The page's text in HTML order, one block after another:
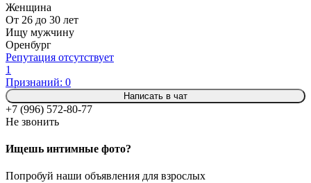
Женщина
От 26 до 30 лет
Ищу мужчину
Оренбург
Репутация отсутствует
1
Признаний: 0
Написать в чат
+7 (996) 572-80-77
Не звонить
Ищешь интимные фото?
Попробуй наши объявления для взрослых